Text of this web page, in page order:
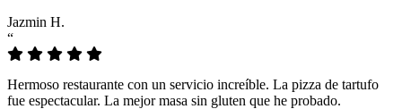
Jazmin H.
“
Hermoso restaurante con un servicio increíble. La pizza de tartufo
fue espectacular. La mejor masa sin gluten que he probado.